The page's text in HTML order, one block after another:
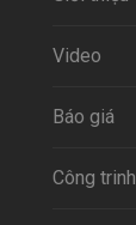
Video
Báo giá
Công trinh